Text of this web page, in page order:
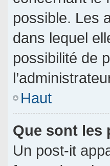
possible. Les
dans lequel
possibilité de
Haut
Que sont les
Un post-it